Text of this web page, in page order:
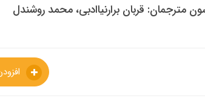
مترجمان: قربان برارنیاادبی، محمد روشندل